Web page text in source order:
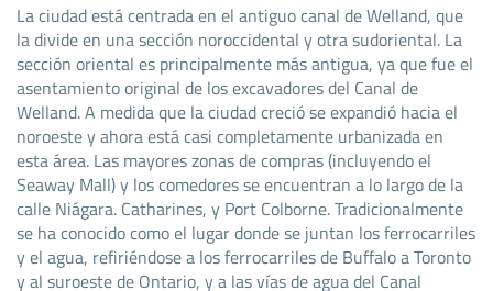
La ciudad está centrada en el antiguo canal de Welland, que
la divide en una sección noroccidental y otra sudoriental. La
sección oriental es principalmente más antigua, ya que fue el
asentamiento original de los excavadores del Canal de
Welland. A medida que la ciudad creció se expandió hacia el
noroeste y ahora está casi completamente urbanizada en
esta área. Las mayores zonas de compras (incluyendo el
Seaway Mall) y los comedores se encuentran a lo largo de la
calle Niágara. Catharines, y Port Colborne. Tradicionalmente
se ha conocido como el lugar donde se juntan los ferrocarriles
y el agua, refiriéndose a los ferrocarriles de Buffalo a Toronto
y al suroeste de Ontario, y a las vías de agua del Canal